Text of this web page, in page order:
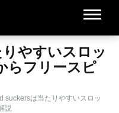
やすいスロッ
らフリースピ
suckersは当たりやすいスロッ
説